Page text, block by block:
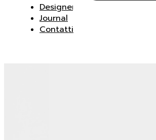
Designer
Journal
Contatti